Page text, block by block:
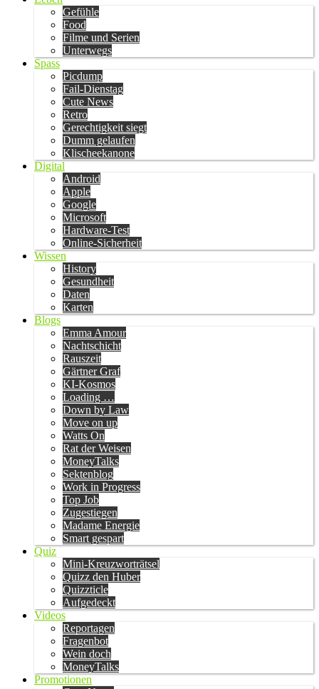
Gefühle
Food
Filme und Serien
Unterwegs
Spass
Picdump
Fail-Dienstag
Cute News
Retro
Gerechtigkeit siegt
Dumm gelaufen
Klischeekanone
Digital
Android
Apple
Google
Microsoft
Hardware-Test
Online-Sicherheit
Wissen
History
Gesundheit
Daten
Karten
Blogs
Emma Amour
Nachtschicht
Rauszeit
Gärtner Graf
KI-Kosmos
Loading …
Down by Law
Move on up
Watts On
Rat der Weisen
MoneyTalks
Sektenblog
Work in Progress
Top Job
Zugestiegen
Madame Energie
Smart gespart
Quiz
Mini-Kreuzworträtsel
Quizz den Huber
Quizzticle
Aufgedeckt
Videos
Reportagen
Fragenbot
Wein doch
MoneyTalks
Promotionen